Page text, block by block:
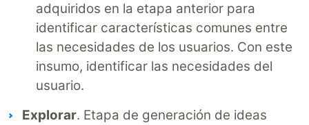
adquiridos en la etapa anterior para
identificar características comunes entre
las necesidades de los usuarios. Con este
insumo, identificar las necesidades del
usuario.
Explorar. Etapa de generación de ideas